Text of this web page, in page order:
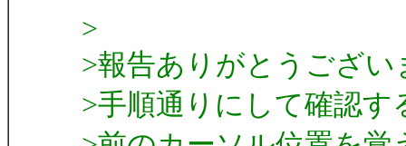
>
>報告ありがとうござい
>手順通りにして確認